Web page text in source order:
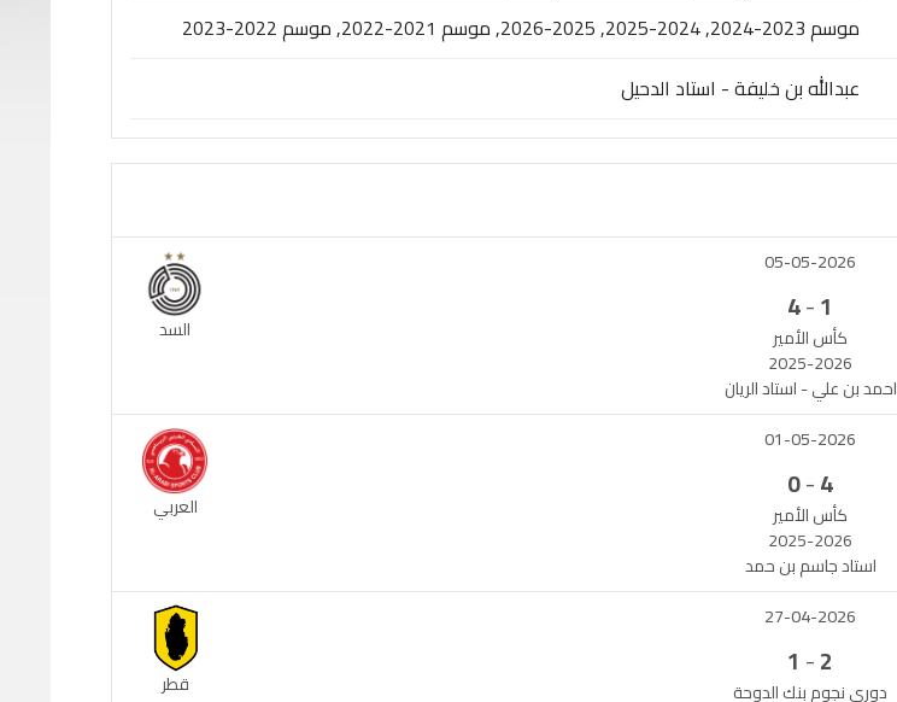
موسم 2023-2024, 2024-2025, 2025-2026, موسم 2021-2022, موسم 2022-2023
عبدالله بن خليفة - استاد الدحيل
السد
05-05-2026
1
-
4
كأس الأمير
2025-2026
احمد بن علي - استاد الريان
العربي
01-05-2026
4
-
0
كأس الأمير
2025-2026
استاد جاسم بن حمد
قطر
27-04-2026
2
-
1
دوري نجوم بنك الدوحة